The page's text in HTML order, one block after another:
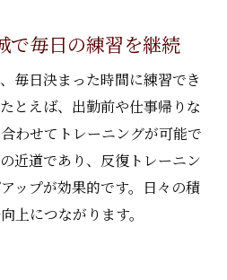
で毎日の練習を継続
毎日決まった時間に練習でき
とえば、出勤前や仕事帰りな
わせてトレーニングが可能で
近道であり、反復トレーニン
ップが効果的です。日々の積
上につながります。